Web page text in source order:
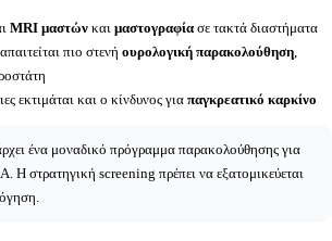
MRI μαστώνκαι μαστογραφίασε τακτά διαστήματα
πιο στενή ουρολογική παρακολούθηση,
εκτιμάται και ο κίνδυνος για παγκρεατικό καρκίνο
ένα μοναδικό πρόγραμμα παρακολούθησης για
Η στρατηγική screening πρέπει να εξατομικεύεται